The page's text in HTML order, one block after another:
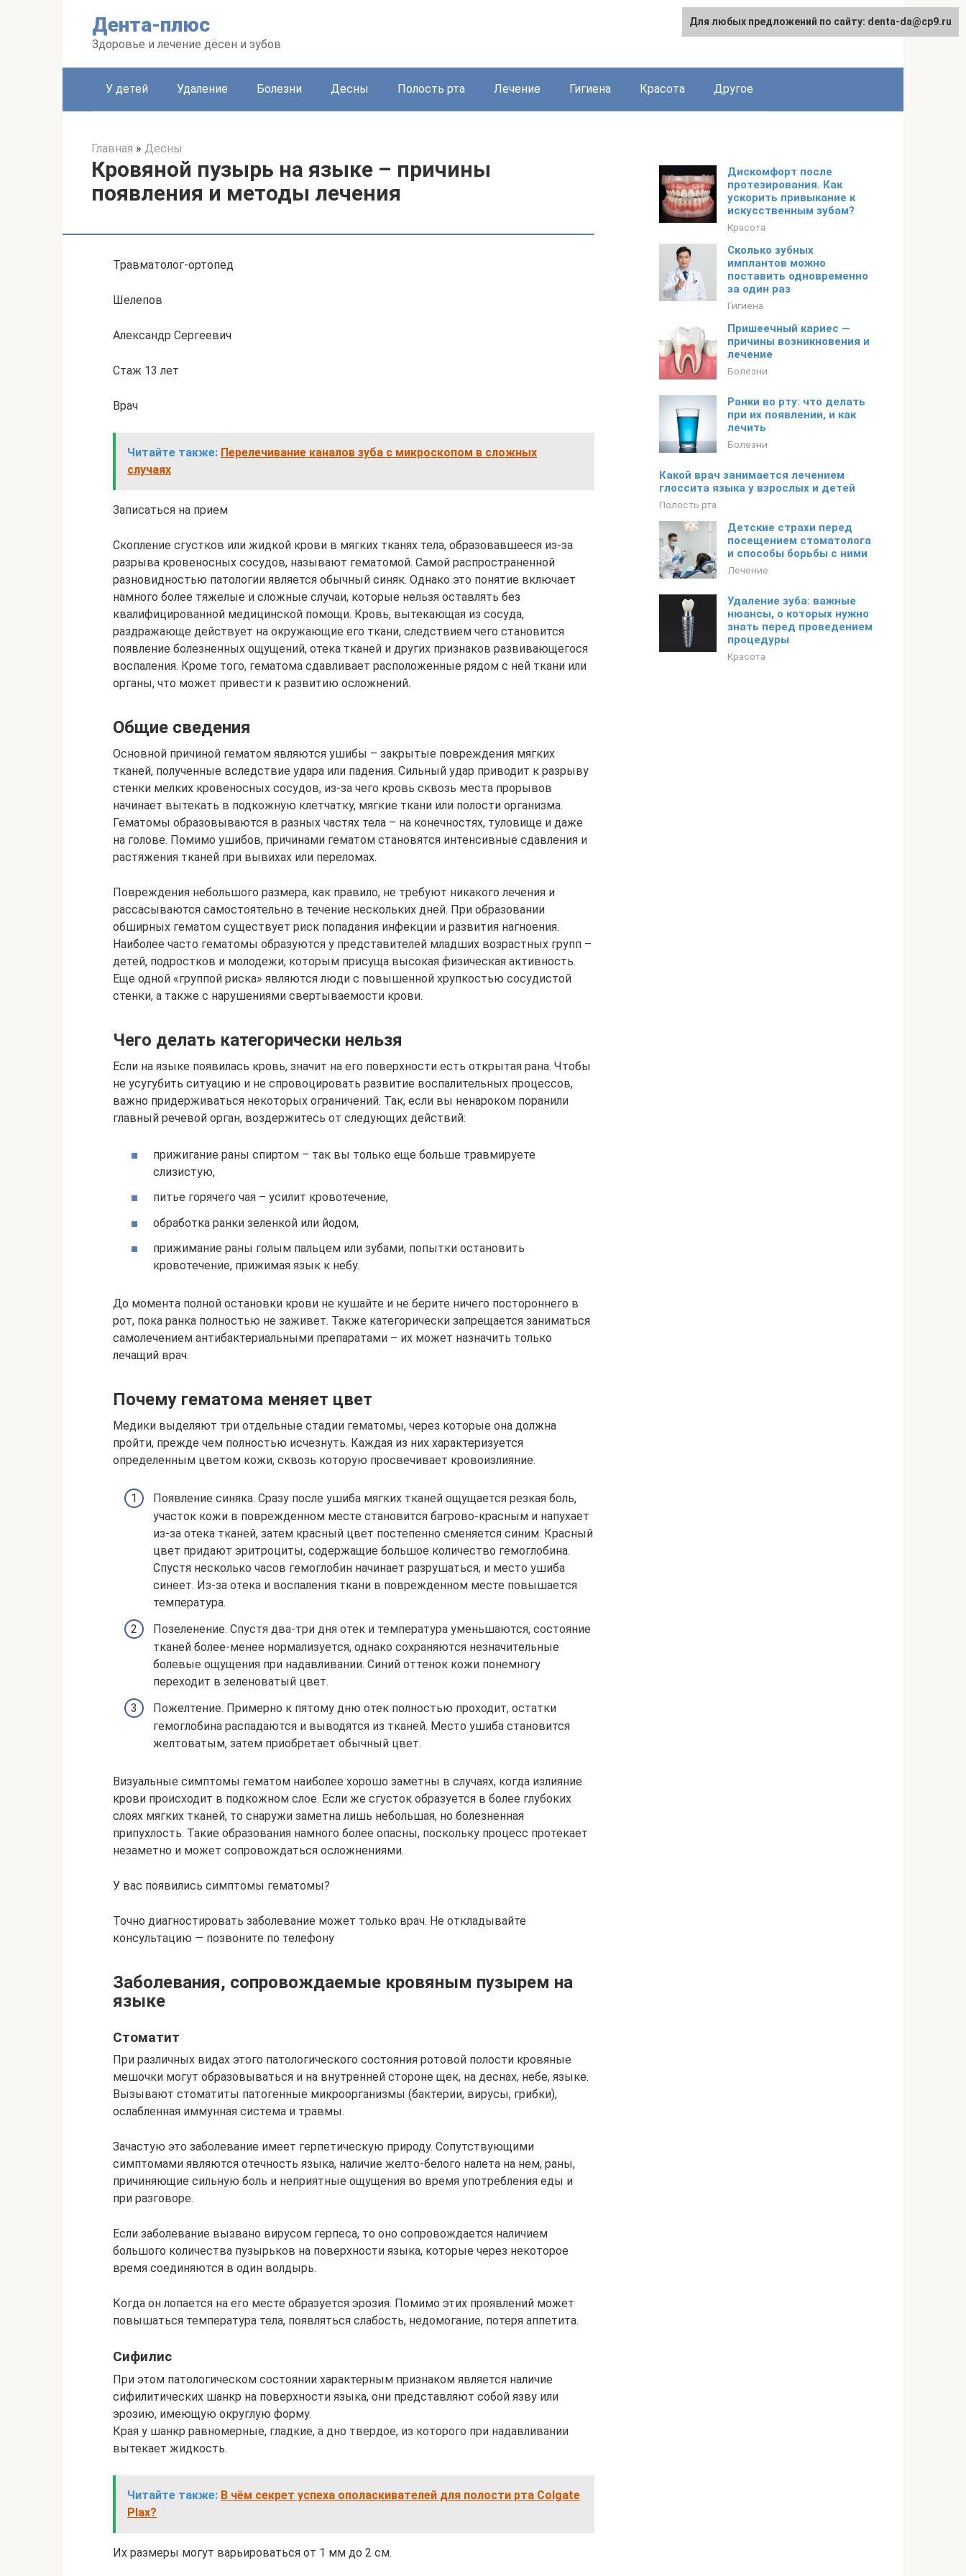
Дента-плюс
Здоровье и лечение дёсен и зубов
У детей Удаление Болезни Десны Полость рта Лечение Гигиена Красота Другое
Главная » Десны
Кровяной пузырь на языке – причины
появления и методы лечения
Травматолог-ортопед
Шелепов
Александр Сергеевич
Стаж 13 лет
Врач
Читайте также: Перелечивание каналов зуба с микроскопом в сложных
случаях
Записаться на прием
Скопление сгустков или жидкой крови в мягких тканях тела, образовавшееся из-за
разрыва кровеносных сосудов, называют гематомой. Самой распространенной
разновидностью патологии является обычный синяк. Однако это понятие включает
намного более тяжелые и сложные случаи, которые нельзя оставлять без
квалифицированной медицинской помощи. Кровь, вытекающая из сосуда,
раздражающе действует на окружающие его ткани, следствием чего становится
появление болезненных ощущений, отека тканей и других признаков развивающегося
воспаления. Кроме того, гематома сдавливает расположенные рядом с ней ткани или
органы, что может привести к развитию осложнений.
Общие сведения
Основной причиной гематом являются ушибы – закрытые повреждения мягких
тканей, полученные вследствие удара или падения. Сильный удар приводит к разрыву
стенки мелких кровеносных сосудов, из-за чего кровь сквозь места прорывов
начинает вытекать в подкожную клетчатку, мягкие ткани или полости организма.
Гематомы образовываются в разных частях тела – на конечностях, туловище и даже
на голове. Помимо ушибов, причинами гематом становятся интенсивные сдавления и
растяжения тканей при вывихах или переломах.
Повреждения небольшого размера, как правило, не требуют никакого лечения и
рассасываются самостоятельно в течение нескольких дней. При образовании
обширных гематом существует риск попадания инфекции и развития нагноения.
Наиболее часто гематомы образуются у представителей младших возрастных групп –
детей, подростков и молодежи, которым присуща высокая физическая активность.
Еще одной «группой риска» являются люди с повышенной хрупкостью сосудистой
стенки, а также с нарушениями свертываемости крови.
Чего делать категорически нельзя
Если на языке появилась кровь, значит на его поверхности есть открытая рана. Чтобы
не усугубить ситуацию и не спровоцировать развитие воспалительных процессов,
важно придерживаться некоторых ограничений. Так, если вы ненароком поранили
главный речевой орган, воздержитесь от следующих действий:
прижигание раны спиртом – так вы только еще больше травмируете
слизистую,
питье горячего чая – усилит кровотечение,
обработка ранки зеленкой или йодом,
прижимание раны голым пальцем или зубами, попытки остановить
кровотечение, прижимая язык к небу.
До момента полной остановки крови не кушайте и не берите ничего постороннего в
рот, пока ранка полностью не заживет. Также категорически запрещается заниматься
самолечением антибактериальными препаратами – их может назначить только
лечащий врач.
Почему гематома меняет цвет
Медики выделяют три отдельные стадии гематомы, через которые она должна
пройти, прежде чем полностью исчезнуть. Каждая из них характеризуется
определенным цветом кожи, сквозь которую просвечивает кровоизлияние.
Появление синяка. Сразу после ушиба мягких тканей ощущается резкая боль,
участок кожи в поврежденном месте становится багрово-красным и напухает
из-за отека тканей, затем красный цвет постепенно сменяется синим. Красный
цвет придают эритроциты, содержащие большое количество гемоглобина.
Спустя несколько часов гемоглобин начинает разрушаться, и место ушиба
синеет. Из-за отека и воспаления ткани в поврежденном месте повышается
температура.
Позеленение. Спустя два-три дня отек и температура уменьшаются, состояние
тканей более-менее нормализуется, однако сохраняются незначительные
болевые ощущения при надавливании. Синий оттенок кожи понемногу
переходит в зеленоватый цвет.
Пожелтение. Примерно к пятому дню отек полностью проходит, остатки
гемоглобина распадаются и выводятся из тканей. Место ушиба становится
желтоватым, затем приобретает обычный цвет.
Визуальные симптомы гематом наиболее хорошо заметны в случаях, когда излияние
крови происходит в подкожном слое. Если же сгусток образуется в более глубоких
слоях мягких тканей, то снаружи заметна лишь небольшая, но болезненная
припухлость. Такие образования намного более опасны, поскольку процесс протекает
незаметно и может сопровождаться осложнениями.
У вас появились симптомы гематомы?
Точно диагностировать заболевание может только врач. Не откладывайте
консультацию — позвоните по телефону
Заболевания, сопровождаемые кровяным пузырем на
языке
Стоматит
При различных видах этого патологического состояния ротовой полости кровяные
мешочки могут образовываться и на внутренней стороне щек, на деснах, небе, языке.
Вызывают стоматиты патогенные микроорганизмы (бактерии, вирусы, грибки),
ослабленная иммунная система и травмы.
Зачастую это заболевание имеет герпетическую природу. Сопутствующими
симптомами являются отечность языка, наличие желто-белого налета на нем, раны,
причиняющие сильную боль и неприятные ощущения во время употребления еды и
при разговоре.
Если заболевание вызвано вирусом герпеса, то оно сопровождается наличием
большого количества пузырьков на поверхности языка, которые через некоторое
время соединяются в один волдырь.
Когда он лопается на его месте образуется эрозия. Помимо этих проявлений может
повышаться температура тела, появляться слабость, недомогание, потеря аппетита.
Сифилис
При этом патологическом состоянии характерным признаком является наличие
сифилитических шанкр на поверхности языка, они представляют собой язву или
эрозию, имеющую округлую форму.
Края у шанкр равномерные, гладкие, а дно твердое, из которого при надавливании
вытекает жидкость.
Читайте также: В чём секрет успеха ополаскивателей для полости рта Colgate
Plax?
Их размеры могут варьироваться от 1 мм до 2 см.
Дискомфорт после
протезирования. Как
ускорить привыкание к
искусственным зубам?
Красота
Сколько зубных
имплантов можно
поставить одновременно
за один раз
Гигиена
Пришеечный кариес —
причины возникновения и
лечение
Болезни
Ранки во рту: что делать
при их появлении, и как
лечить
Болезни
Какой врач занимается лечением
глоссита языка у взрослых и детей
Полость рта
Детские страхи перед
посещением стоматолога
и способы борьбы с ними
Лечение
Удаление зуба: важные
нюансы, о которых нужно
знать перед проведением
процедуры
Красота
Для любых предложений по сайту: denta-da@cp9.ru